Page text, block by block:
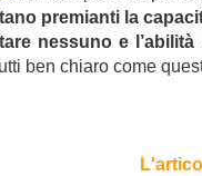
premianti la
nessuno e
ben chiaro come